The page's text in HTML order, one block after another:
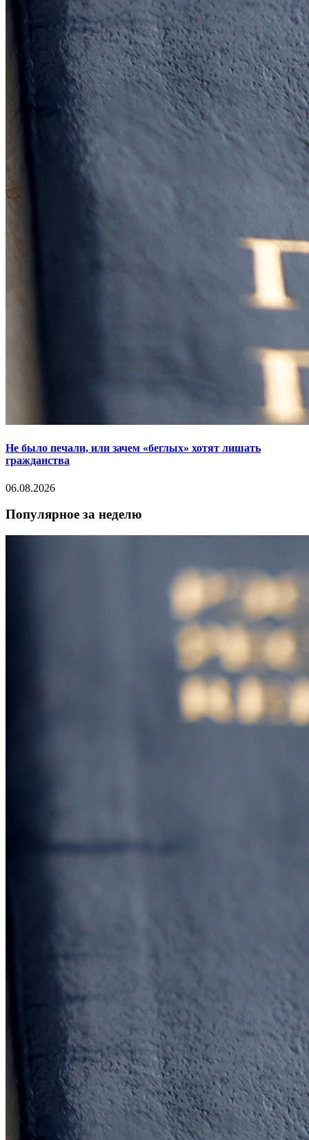
Не было печали, или зачем «беглых» хотят лишать
гражданства
06.08.2026
Популярное за неделю